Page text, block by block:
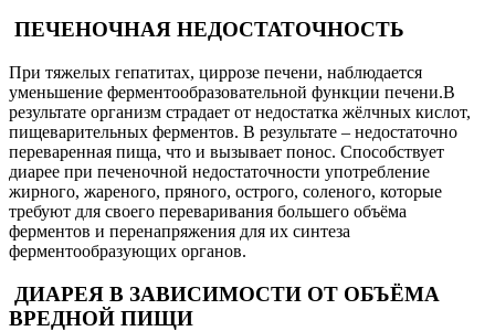
ПЕЧЕНОЧНАЯ НЕДОСТАТОЧНОСТЬ
При тяжелых гепатитах, циррозе печени, наблюдается
уменьшение ферментообразовательной функции печени.В
результате организм страдает от недостатка жёлчных кислот,
пищеварительных ферментов. В результате – недостаточно
переваренная пища, что и вызывает понос. Способствует
диарее при печеночной недостаточности употребление
жирного, жареного, пряного, острого, соленого, которые
требуют для своего переваривания большего объёма
ферментов и перенапряжения для их синтеза
ферментообразующих органов.
ДИАРЕЯ В ЗАВИСИМОСТИ ОТ ОБЪЁМА
ВРЕДНОЙ ПИЩИ